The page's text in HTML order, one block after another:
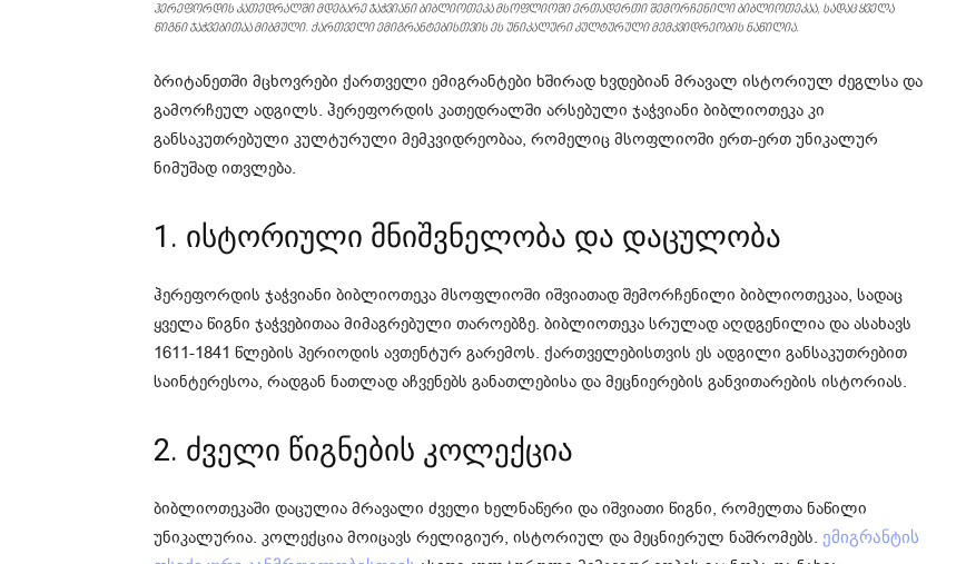
ჰერეფორდის კათედრალში მდებარე ჯაჭვიანი ბიბლიოთეკა მსოფლიოში ერთადერთი შემორჩენილი ბიბლიოთეკაა, სადაც ყველა
წიგნი ჯაჭვებითაა მიბმული. ქართველი ემიგრანტებისთვის ეს უნიკალური კულტურული მემკვიდრეობის ნაწილია.
ბრიტანეთში მცხოვრები ქართველი ემიგრანტები ხშირად ხვდებიან მრავალ ისტორიულ ძეგლსა და
გამორჩეულ ადგილს. ჰერეფორდის კათედრალში არსებული ჯაჭვიანი ბიბლიოთეკა კი
განსაკუთრებული კულტურული მემკვიდრეობაა, რომელიც მსოფლიოში ერთ-ერთ უნიკალურ
ნიმუშად ითვლება.
1. ისტორიული მნიშვნელობა და დაცულობა
ჰერეფორდის ჯაჭვიანი ბიბლიოთეკა მსოფლიოში იშვიათად შემორჩენილი ბიბლიოთეკაა, სადაც
ყველა წიგნი ჯაჭვებითაა მიმაგრებული თაროებზე. ბიბლიოთეკა სრულად აღდგენილია და ასახავს
1611-1841 წლების პერიოდის ავთენტურ გარემოს. ქართველებისთვის ეს ადგილი განსაკუთრებით
საინტერესოა, რადგან ნათლად აჩვენებს განათლებისა და მეცნიერების განვითარების ისტორიას.
2. ძველი წიგნების კოლექცია
ბიბლიოთეკაში დაცულია მრავალი ძველი ხელნაწერი და იშვიათი წიგნი, რომელთა ნაწილი
უნიკალურია. კოლექცია მოიცავს რელიგიურ, ისტორიულ და მეცნიერულ ნაშრომებს. ემიგრანტის